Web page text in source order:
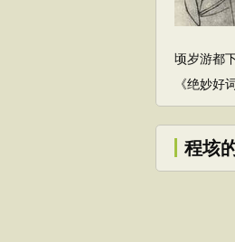
顷岁游都
《绝妙好
程垓